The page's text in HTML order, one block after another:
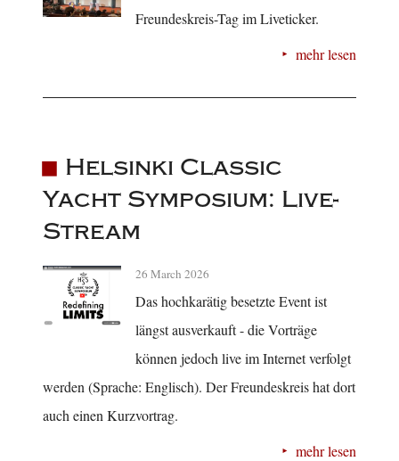
Freundeskreis-Tag im Liveticker.
mehr lesen
Helsinki Classic
Yacht Symposium: Live-
Stream
26 March 2026
Das hochkarätig besetzte Event ist
längst ausverkauft - die Vorträge
können jedoch live im Internet verfolgt
werden (Sprache: Englisch). Der Freundeskreis hat dort
auch einen Kurzvortrag.
mehr lesen